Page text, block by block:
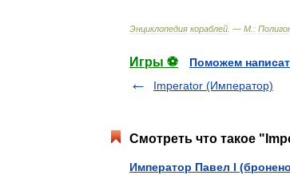
Энциклопедия кораблей . — М :
Игры ⚽
Поможем
Imperator (Император)
Смотреть что такое
Император Павел I